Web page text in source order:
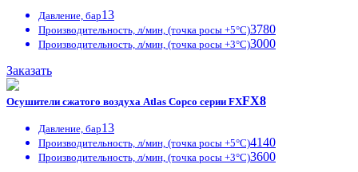
Давление, бар13
Производительность, л/мин, (точка росы +5°С)3780
Производительность, л/мин, (точка росы +3°С)3000
Заказать
Осушители сжатого воздуха Atlas Copco серии FXFX8
Давление, бар13
Производительность, л/мин, (точка росы +5°С)4140
Производительность, л/мин, (точка росы +3°С)3600